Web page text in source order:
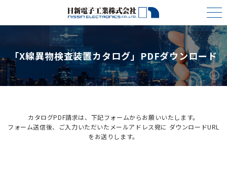
「X線異物検査装置カタログ」PDFダウンロード
カタログPDF請求は、下記フォームからお願いいたします。
フォーム送信後、ご入力いただいたメールアドレス宛に ダウンロードURL
をお送りします。